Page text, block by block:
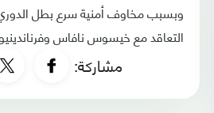
وبسبب مخاوف أمنية سرع بطل الدوري
التعاقد مع خيسوس نافاس وفرناندينيو في
مشاركة: